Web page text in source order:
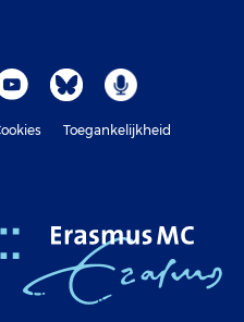
Toegankelijkheid